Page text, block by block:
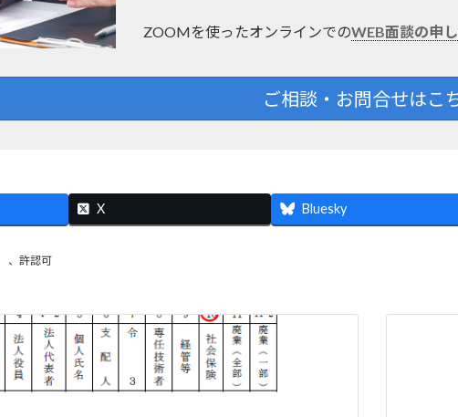
ZOOMを使ったオンラインでのWEB面談の申
ご相談・お問合せはこ
X Bluesky
、 許認可